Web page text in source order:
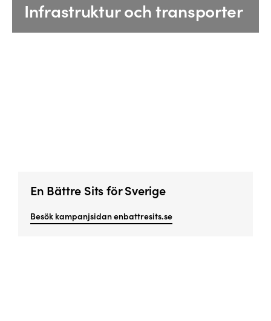
Infrastruktur och transporter
En Bättre Sits för Sverige
Besök kampanjsidan enbattresits.se